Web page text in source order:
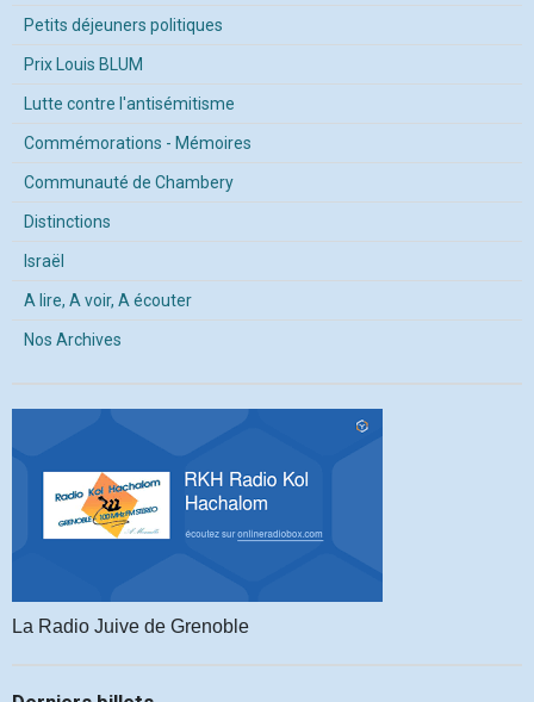
Petits déjeuners politiques
Prix Louis BLUM
Lutte contre l'antisémitisme
Commémorations - Mémoires
Communauté de Chambery
Distinctions
Israël
A lire, A voir, A écouter
Nos Archives
La Radio Juive de Grenoble